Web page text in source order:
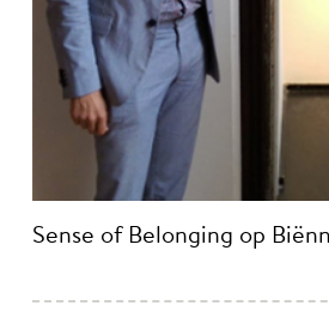
Sense of Belonging op